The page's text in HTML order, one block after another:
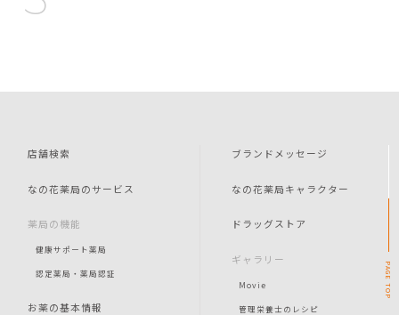
店舗検索
なの花薬局のサービス
薬局の機能
健康サポート薬局
認定薬局・薬局認証
お薬の基本情報
ブランドメッセージ
なの花薬局キャラクター
ドラッグストア
ギャラリー
Movie
管理栄養士のレシピ
PAGE
TOP